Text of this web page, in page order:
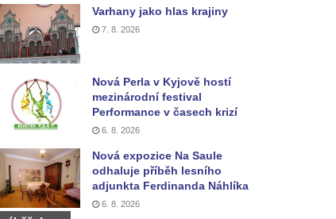
Varhany jako hlas krajiny
7. 8. 2026
Nová Perla v Kyjově hostí
mezinárodní festival
Performance v časech krizí
6. 8. 2026
Nová expozice Na Saule
odhaluje příběh lesního
adjunkta Ferdinanda Náhlíka
6. 8. 2026